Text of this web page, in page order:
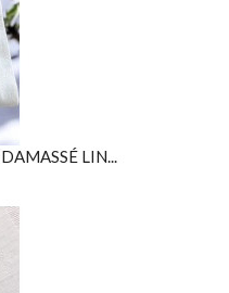
LIN...